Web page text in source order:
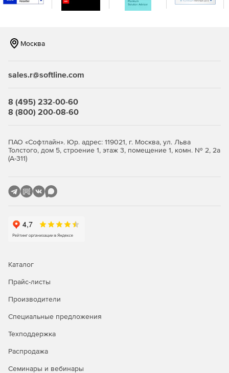
Москва
sales.r@softline.com
8 (495) 232-00-60
8 (800) 200-08-60
ПАО «Софтлайн». Юр. адрес: 119021, г. Москва, ул. Льва
Толстого, дом 5, строение 1, этаж 3, помещение 1, комн. № 2, 2а
(А-311)
Каталог
Прайс-листы
Производители
Специальные предложения
Техподдержка
Распродажа
Семинары и вебинары